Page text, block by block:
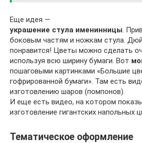
Еще идея —
украшение стула именинницы .
боковым частям и ножкам стула.
понравится! Цветы можно сделать
используя всю ширину бумаги. Вот
пошаговыми картинками «Большие
гофрированной бумаги». Там есть
изготовлению шаров (помпонов).
И еще есть видео, на котором
изготовление гигантских напольных
Тематическое оформление